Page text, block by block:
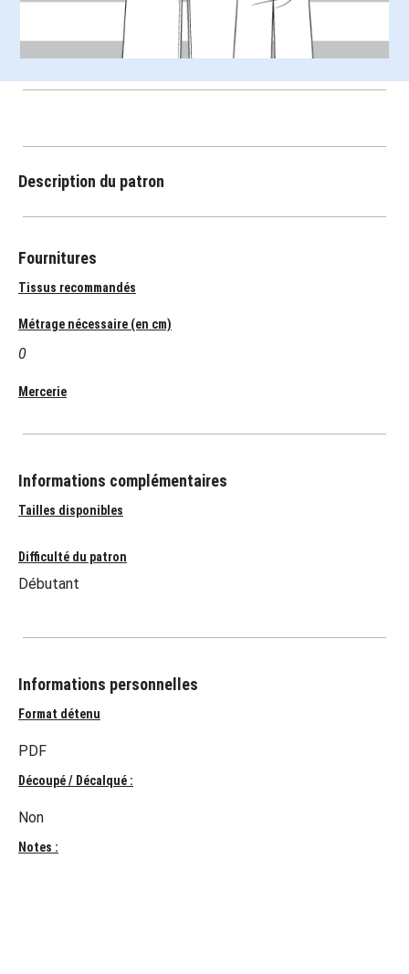
Description du patron
Fournitures
Tissus recommandés
Métrage nécessaire (en cm)
0
Mercerie
Informations complémentaires
Tailles disponibles
Difficulté du patron
Débutant
Informations personnelles
Format détenu
PDF
Découpé / Décalqué :
Non
Notes :